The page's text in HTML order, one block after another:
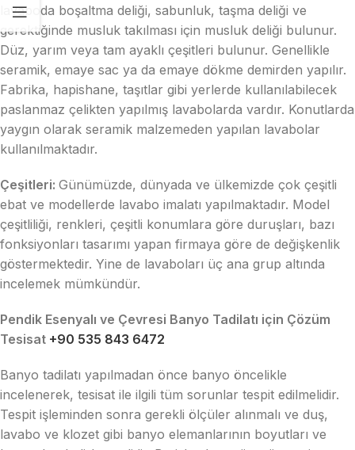
lavaboda boşaltma deliği, sabunluk, taşma deliği ve
gerektiğinde musluk takılması için musluk deliği bulunur.
Düz, yarım veya tam ayaklı çeşitleri bulunur. Genellikle
seramik, emaye sac ya da emaye dökme demirden yapılır.
Fabrika, hapishane, taşıtlar gibi yerlerde kullanılabilecek
paslanmaz çelikten yapılmış lavabolarda vardır. Konutlarda
yaygın olarak seramik malzemeden yapılan lavabolar
kullanılmaktadır.
Çeşitleri: Günümüzde, dünyada ve ülkemizde çok çeşitli
ebat ve modellerde lavabo imalatı yapılmaktadır. Model
çeşitliliği, renkleri, çeşitli konumlara göre duruşları, bazı
fonksiyonları tasarımı yapan firmaya göre de değişkenlik
göstermektedir. Yine de lavaboları üç ana grup altında
incelemek mümkündür.
Pendik Esenyalı ve Çevresi Banyo Tadilatı için Çözüm
Tesisat +90 535 843 6472
Banyo tadilatı yapılmadan önce banyo öncelikle
incelenerek, tesisat ile ilgili tüm sorunlar tespit edilmelidir.
Tespit işleminden sonra gerekli ölçüler alınmalı ve duş,
lavabo ve klozet gibi banyo elemanlarının boyutları ve